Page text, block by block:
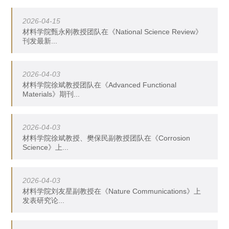
2026-04-15
材料学院甄永刚教授团队在《National Science Review》
刊发最新...
2026-04-03
材料学院徐斌教授团队在《Advanced Functional
Materials》期刊...
2026-04-03
材料学院徐斌教授、樊保民副教授团队在《Corrosion
Science》上...
2026-04-03
材料学院刘友星副教授在《Nature Communications》上
发表研究论...